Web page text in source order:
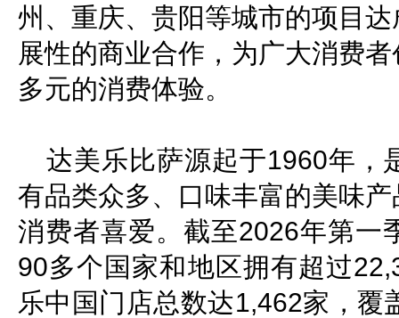
州、重庆、贵阳等城市的项目
展性的商业合作，为广大消费
多元的消费体验。
达美乐比萨源起于1960年，
有品类众多、口味丰富的美味
消费者喜爱。截至2026年第一
90多个国家和地区拥有超过
乐中国门店总数达1,462家，覆